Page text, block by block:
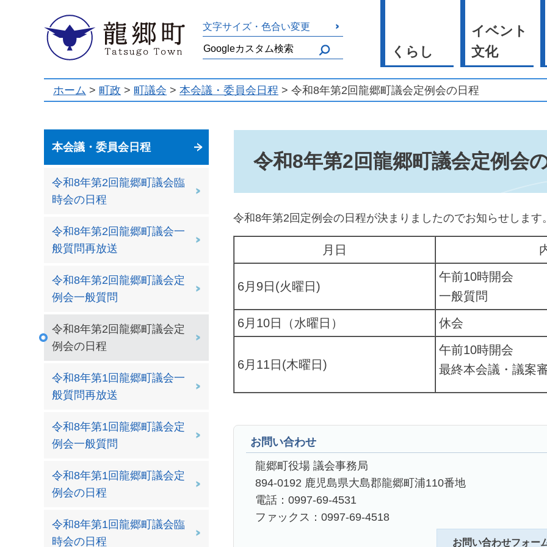
龍郷町 文字サイズ・色合い変更
くらし
イベント
文化
ホーム > 町政 > 町議会 > 本会議・委員会日程 > 令和8年第2回龍郷町議会定例会の日程
本会議・委員会日程
令和8年第2回龍郷町議会臨
時会の日程
令和8年第2回龍郷町議会一
般質問再放送
令和8年第2回龍郷町議会定
例会一般質問
令和8年第2回龍郷町議会定
例会の日程
令和8年第1回龍郷町議会一
般質問再放送
令和8年第1回龍郷町議会定
例会一般質問
令和8年第1回龍郷町議会定
例会の日程
令和8年第1回龍郷町議会臨
時会の日程
令和8年第2回龍郷町議会定例会
令和8年第2回定例会の日程が決まりましたのでお知らせします
月日
6月9日(火曜日)
午前10時開会
一般質問
6月10日（水曜日）
休会
6月11日(木曜日)
午前10時開会
最終本会議・議案
お問い合わせ
龍郷町役場 議会事務局
894-0192 鹿児島県大島郡龍郷町浦110番地
電話：0997-69-4531
ファックス：0997-69-4518
お問い合わせフォー